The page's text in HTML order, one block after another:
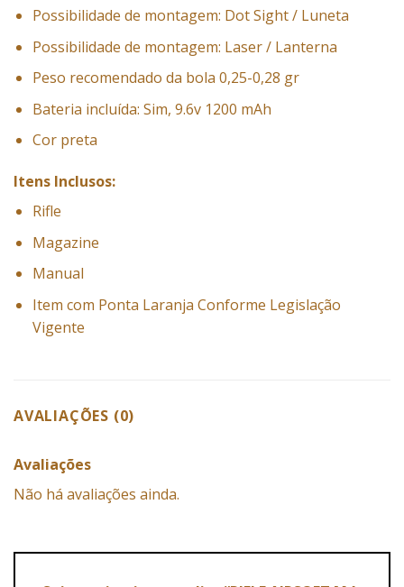
Possibilidade de montagem: Dot Sight / Luneta
Possibilidade de montagem: Laser / Lanterna
Peso recomendado da bola 0,25-0,28 gr
Bateria incluída: Sim, 9.6v 1200 mAh
Cor preta
Itens Inclusos:
Rifle
Magazine
Manual
Item com Ponta Laranja Conforme Legislação
Vigente
AVALIAÇÕES (0)
Avaliações
Não há avaliações ainda.